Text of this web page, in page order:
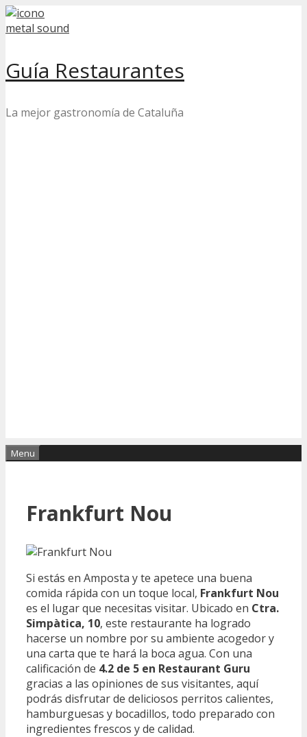
Skip
to
Guía Restaurantes
La mejor gastronomía de Cataluña
Menu
Frankfurt Nou
Si estás en Amposta y te apetece una buena
comida rápida con un toque local, Frankfurt Nou
es el lugar que necesitas visitar. Ubicado en Ctra.
Simpàtica, 10, este restaurante ha logrado
hacerse un nombre por su ambiente acogedor y
una carta que te hará la boca agua. Con una
calificación de 4.2 de 5 en Restaurant Guru
gracias a las opiniones de sus visitantes, aquí
podrás disfrutar de deliciosos perritos calientes,
hamburguesas y bocadillos, todo preparado con
ingredientes frescos y de calidad.